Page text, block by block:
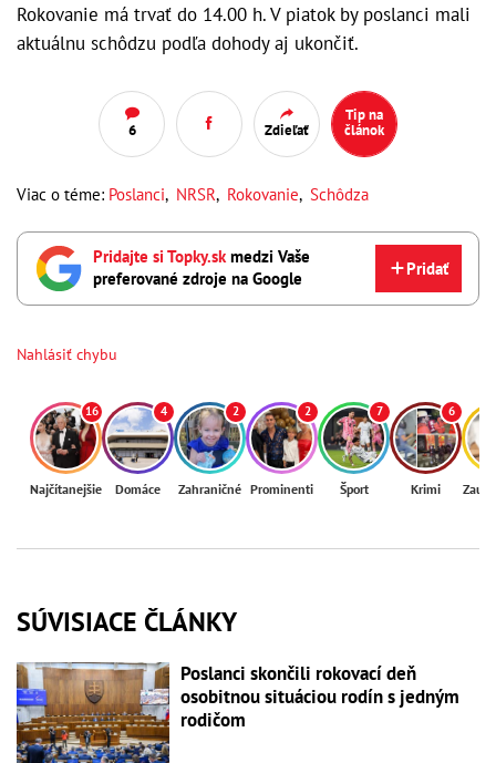
Rokovanie má trvať do 14.00 h. V piatok by poslanci mali
aktuálnu schôdzu podľa dohody aj ukončiť.
6 Zdieľať
Tip na
článok
Viac o téme: Poslanci, NRSR, Rokovanie, Schôdza
Pridajte si Topky.skmedzi Vaše
preferované zdroje na Google
Pridať
Nahlásiť chybu
16
Najčítanejšie
4
Domáce
2
Zahraničné
2
Prominenti
7
Šport
6
Krimi
SÚVISIACE ČLÁNKY
Poslanci skončili rokovací deň
osobitnou situáciou rodín s jedným
rodičom